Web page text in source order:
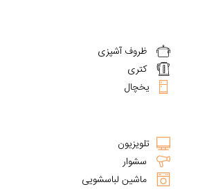
ظروف آشپزی
کتری
یخچال
تلویزیون
سشوار
ماشین لباسشویی